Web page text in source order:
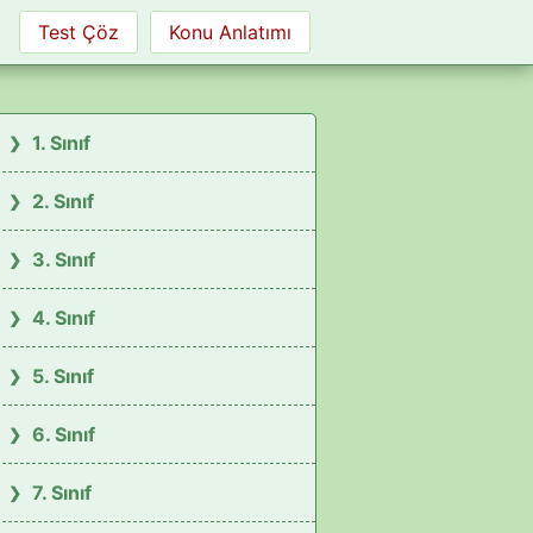
Test Çöz Konu Anlatımı
1. Sınıf
2. Sınıf
3. Sınıf
4. Sınıf
5. Sınıf
6. Sınıf
7. Sınıf